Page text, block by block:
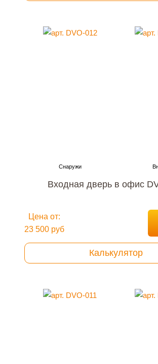
Входная дверь в офис
Цена от:
23 500 руб
Калькулятор